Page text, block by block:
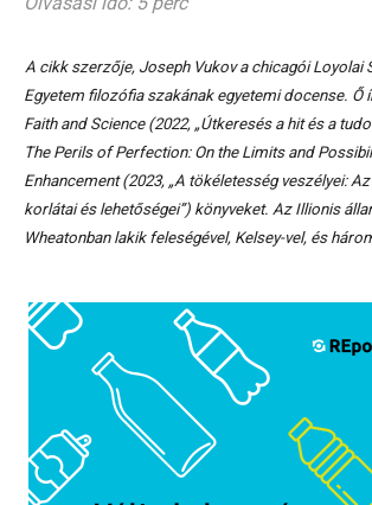
A cikk szerzője, Joseph Vukov a chicagói Loyolai
Egyetem filozófia szakának egyetemi docense. Ő
Faith and Science (2022, „Útkeresés a hit és a
The Perils of Perfection: On the Limits and
Enhancement (2023, „A tökéletesség veszélyei:
korlátai és lehetőségei”) könyveket. Az Illionis
Wheatonban lakik feleségével, Kelsey-vel, és